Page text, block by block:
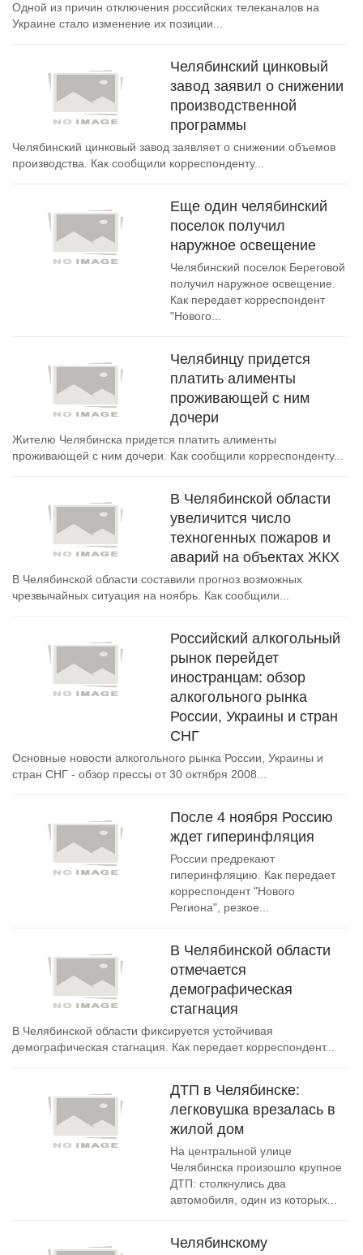
Одной из причин отключения российских телеканалов на
Украине стало изменение их позиции...
Челябинский цинковый
завод заявил о снижении
производственной
программы
Челябинский цинковый завод заявляет о снижении объемов
производства. Как сообщили корреспонденту...
Еще один челябинский
поселок получил
наружное освещение
Челябинский поселок Береговой
получил наружное освещение.
Как передает корреспондент
"Нового...
Челябинцу придется
платить алименты
проживающей с ним
дочери
Жителю Челябинска придется платить алименты
проживающей с ним дочери. Как сообщили корреспонденту...
В Челябинской области
увеличится число
техногенных пожаров и
аварий на объектах ЖКХ
В Челябинской области составили прогноз возможных
чрезвычайных ситуация на ноябрь. Как сообщили...
Российский алкогольный
рынок перейдет
иностранцам: обзор
алкогольного рынка
России, Украины и стран
СНГ
Основные новости алкогольного рынка России, Украины и
стран СНГ - обзор прессы от 30 октября 2008...
После 4 ноября Россию
ждет гиперинфляция
России предрекают
гиперинфляцию. Как передает
корреспондент "Нового
Региона", резкое...
В Челябинской области
отмечается
демографическая
стагнация
В Челябинской области фиксируется устойчивая
демографическая стагнация. Как передает корреспондент...
ДТП в Челябинске:
легковушка врезалась в
жилой дом
На центральной улице
Челябинска произошло крупное
ДТП: столкнулись два
автомобиля, один из которых...
Челябинскому